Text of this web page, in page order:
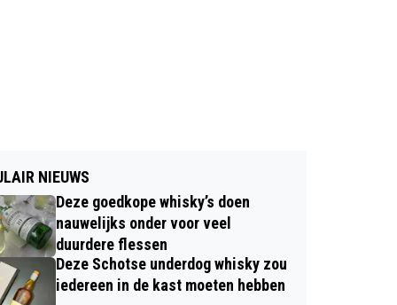
NIEUWS
Deze goedkope whisky’s doen
nauwelijks onder voor veel
duurdere flessen
Deze Schotse underdog whisky zou
iedereen in de kast moeten hebben